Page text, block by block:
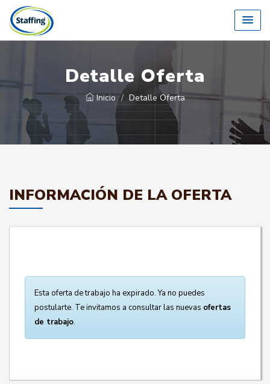
Detalle Oferta
Inicio Detalle Oferta
INFORMACIÓN DE LA OFERTA
Esta oferta de trabajo ha expirado. Ya no puedes
postularte. Te invitamos a consultar las nuevas ofertas
de trabajo.